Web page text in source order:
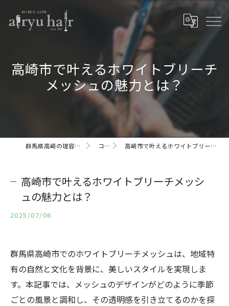
高崎市で叶えるホワイトブリーチ
メッシュの魅力とは？
群馬県高崎の理容室ならairyu hair コラム 高崎市で叶えるホワイトブリーチメッシュの魅力とは？
高崎市で叶えるホワイトブリーチメッシ
ュの魅力とは？
2025/07/06
群馬県高崎市でのホワイトブリーチメッシュは、地域特
有の自然と文化を背景に、美しいスタイルを実現しま
す。本記事では、メッシュのデザインがどのように季節
ごとの風景と調和し、その透明感を引き立てるのかを探